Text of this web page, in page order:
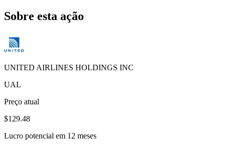
Sobre esta ação
UNITED AIRLINES HOLDINGS INC
UAL
Preço atual
$129.48
Lucro potencial em 12 meses